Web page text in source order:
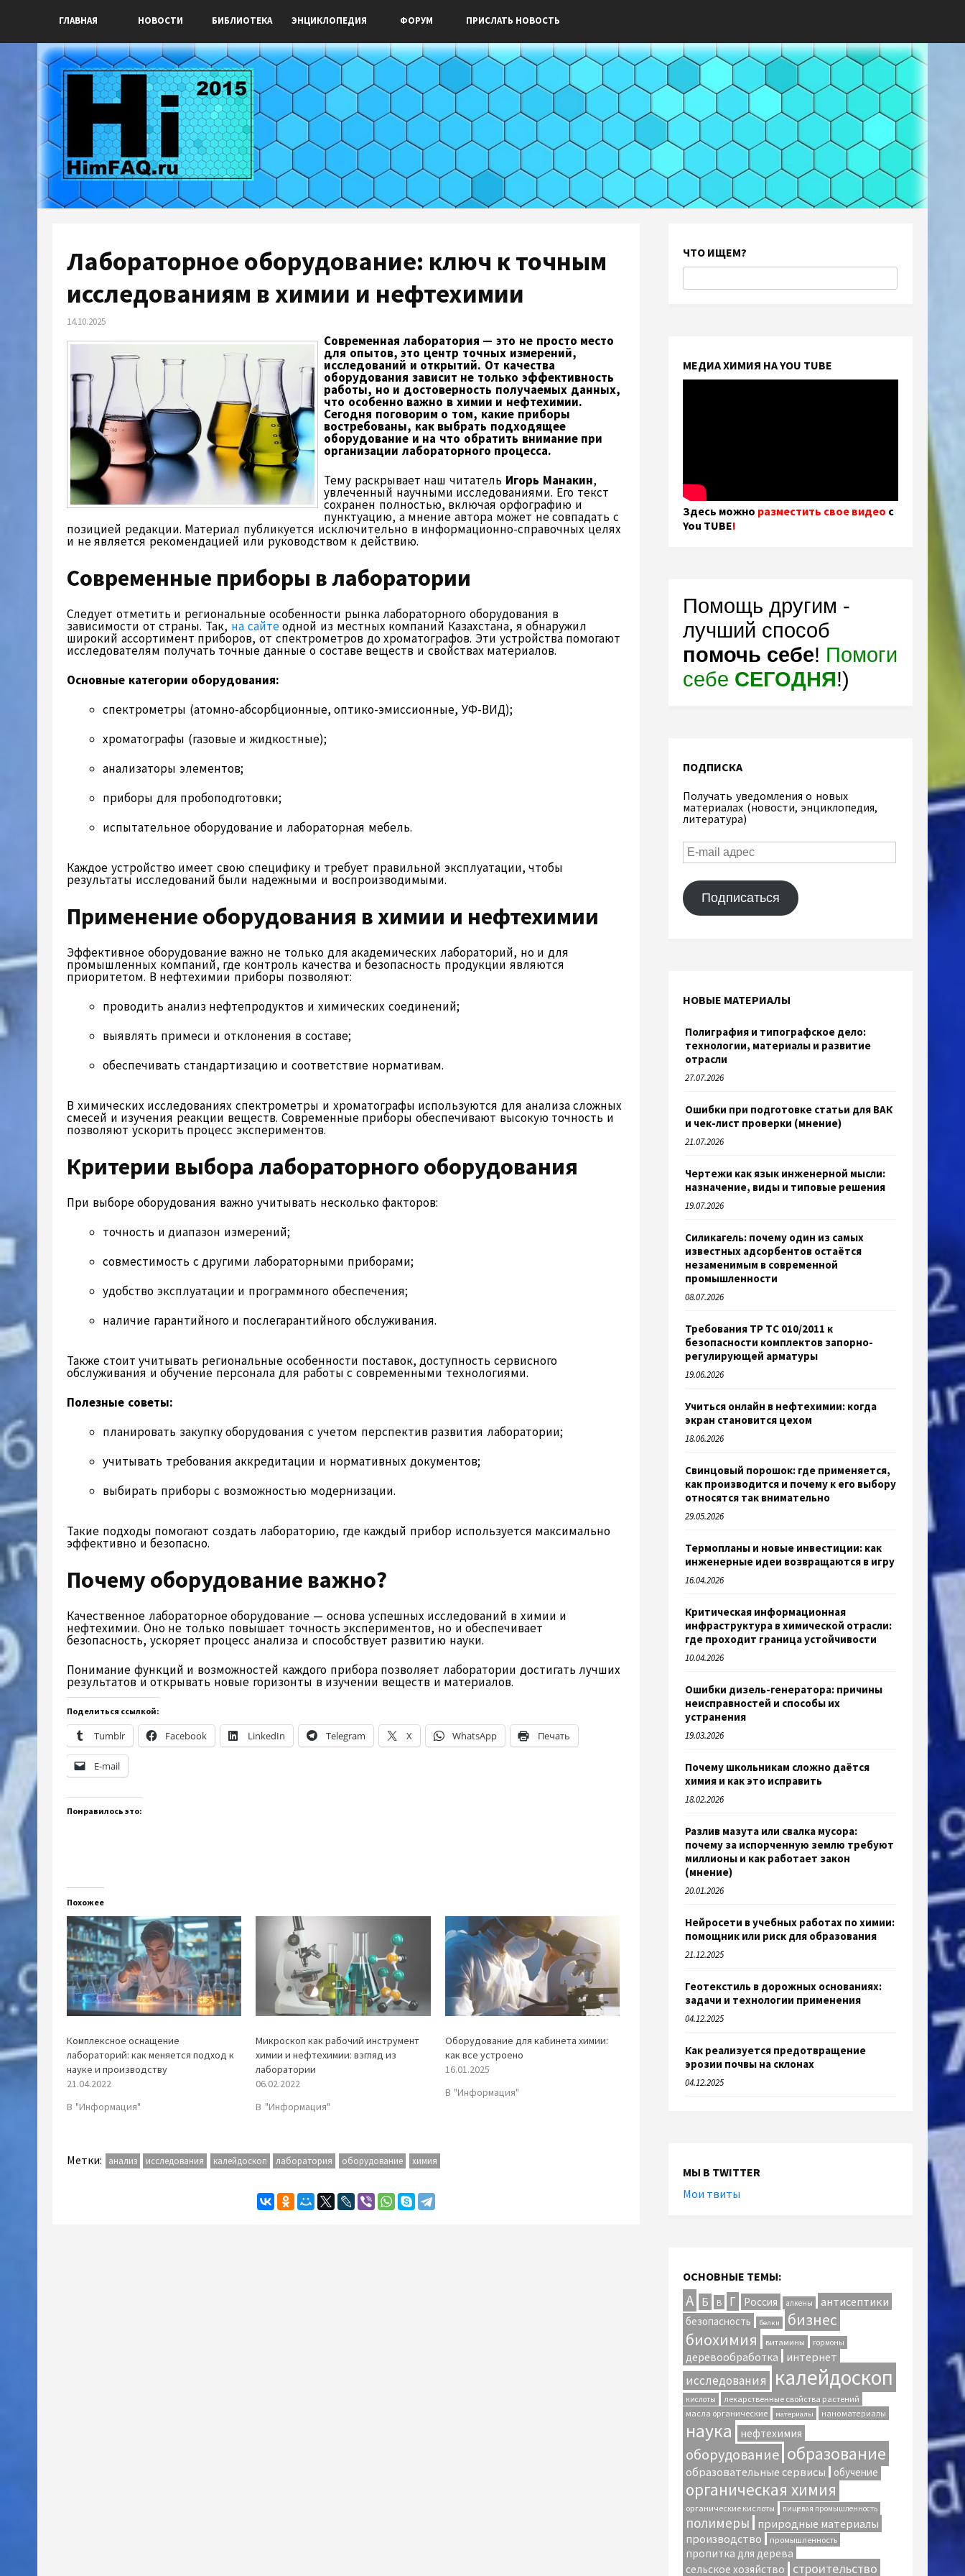
ГЛАВНАЯ НОВОСТИ БИБЛИОТЕКА ЭНЦИКЛОПЕДИЯ ФОРУМ ПРИСЛАТЬ НОВОСТЬ
Лабораторное оборудование: ключ к точным
исследованиям в химии и нефтехимии
14.10.2025
Современная лаборатория — это не просто место
для опытов, это центр точных измерений,
исследований и открытий. От качества
оборудования зависит не только эффективность
работы, но и достоверность получаемых данных,
что особенно важно в химии и нефтехимии.
Сегодня поговорим о том, какие приборы
востребованы, как выбрать подходящее
оборудование и на что обратить внимание при
организации лабораторного процесса.
Тему раскрывает наш читатель Игорь Манакин,
увлеченный научными исследованиями. Его текст
сохранен полностью, включая орфографию и
пунктуацию, а мнение автора может не совпадать с
позицией редакции. Материал публикуется исключительно в информационно-справочных целях
и не является рекомендацией или руководством к действию.
Современные приборы в лаборатории
Следует отметить и региональные особенности рынка лабораторного оборудования в
зависимости от страны. Так, на сайтеодной из местных компаний Казахстана, я обнаружил
широкий ассортимент приборов, от спектрометров до хроматографов. Эти устройства помогают
исследователям получать точные данные о составе веществ и свойствах материалов.
Основные категории оборудования:
спектрометры (атомно-абсорбционные, оптико-эмиссионные, УФ-ВИД);
хроматографы (газовые и жидкостные);
анализаторы элементов;
приборы для пробоподготовки;
испытательное оборудование и лабораторная мебель.
Каждое устройство имеет свою специфику и требует правильной эксплуатации, чтобы
результаты исследований были надежными и воспроизводимыми.
Применение оборудования в химии и нефтехимии
Эффективное оборудование важно не только для академических лабораторий, но и для
промышленных компаний, где контроль качества и безопасность продукции являются
приоритетом. В нефтехимии приборы позволяют:
проводить анализ нефтепродуктов и химических соединений;
выявлять примеси и отклонения в составе;
обеспечивать стандартизацию и соответствие нормативам.
В химических исследованиях спектрометры и хроматографы используются для анализа сложных
смесей и изучения реакции веществ. Современные приборы обеспечивают высокую точность и
позволяют ускорить процесс экспериментов.
Критерии выбора лабораторного оборудования
При выборе оборудования важно учитывать несколько факторов:
точность и диапазон измерений;
совместимость с другими лабораторными приборами;
удобство эксплуатации и программного обеспечения;
наличие гарантийного и послегарантийного обслуживания.
Также стоит учитывать региональные особенности поставок, доступность сервисного
обслуживания и обучение персонала для работы с современными технологиями.
Полезные советы:
планировать закупку оборудования с учетом перспектив развития лаборатории;
учитывать требования аккредитации и нормативных документов;
выбирать приборы с возможностью модернизации.
Такие подходы помогают создать лабораторию, где каждый прибор используется максимально
эффективно и безопасно.
Почему оборудование важно?
Качественное лабораторное оборудование — основа успешных исследований в химии и
нефтехимии. Оно не только повышает точность экспериментов, но и обеспечивает
безопасность, ускоряет процесс анализа и способствует развитию науки.
Понимание функций и возможностей каждого прибора позволяет лаборатории достигать лучших
результатов и открывать новые горизонты в изучении веществ и материалов.
Поделиться ссылкой:
Tumblr Facebook LinkedIn Telegram X WhatsApp Печать
E-mail
Понравилось это:
Похожее
Комплексное оснащение
лабораторий: как меняется подход к
науке и производству
21.04.2022
В "Информация"
Микроскоп как рабочий инструмент
химии и нефтехимии: взгляд из
лаборатории
06.02.2022
В "Информация"
Оборудование для кабинета химии:
как все устроено
16.01.2025
В "Информация"
Метки: анализ исследования калейдоскоп лаборатория оборудование химия
ЧТО ИЩЕМ?
МЕДИА ХИМИЯ НА YOU TUBE
Здесь можно разместить свое видео с
You TUBE!
Помощь другим -
лучший способ
помочь себе! Помоги
себе СЕГОДНЯ!)
ПОДПИСКА
Получать уведомления о новых
материалах (новости, энциклопедия,
литература)
Подписаться
НОВЫЕ МАТЕРИАЛЫ
Полиграфия и типографское дело:
технологии, материалы и развитие
отрасли
27.07.2026
Ошибки при подготовке статьи для ВАК
и чек-лист проверки (мнение)
21.07.2026
Чертежи как язык инженерной мысли:
назначение, виды и типовые решения
19.07.2026
Силикагель: почему один из самых
известных адсорбентов остаётся
незаменимым в современной
промышленности
08.07.2026
Требования ТР ТС 010/2011 к
безопасности комплектов запорно-
регулирующей арматуры
19.06.2026
Учиться онлайн в нефтехимии: когда
экран становится цехом
18.06.2026
Свинцовый порошок: где применяется,
как производится и почему к его выбору
относятся так внимательно
29.05.2026
Термопланы и новые инвестиции: как
инженерные идеи возвращаются в игру
16.04.2026
Критическая информационная
инфраструктура в химической отрасли:
где проходит граница устойчивости
10.04.2026
Ошибки дизель-генератора: причины
неисправностей и способы их
устранения
19.03.2026
Почему школьникам сложно даётся
химия и как это исправить
18.02.2026
Разлив мазута или свалка мусора:
почему за испорченную землю требуют
миллионы и как работает закон
(мнение)
20.01.2026
Нейросети в учебных работах по химии:
помощник или риск для образования
21.12.2025
Геотекстиль в дорожных основаниях:
задачи и технологии применения
04.12.2025
Как реализуется предотвращение
эрозии почвы на склонах
04.12.2025
МЫ В TWITTER
Мои твиты
ОСНОВНЫЕ ТЕМЫ:
А Б В Г Россия алкены антисептики
безопасность белки бизнес
биохимия витамины гормоны
деревообработка интернет
исследования калейдоскоп
кислоты
лекарственные свойства растений
масла органические
материалы наноматериалы
наука нефтехимия
оборудование образование
образовательные сервисы обучение
органическая химия
органические кислоты пищевая промышленность
полимеры
природные материалы
производство
промышленность
пропитка для дерева
сельское хозяйство
строительство